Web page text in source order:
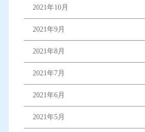
2021年10月
2021年9月
2021年8月
2021年7月
2021年6月
2021年5月